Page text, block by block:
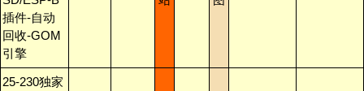
插件-自动
回收-GOM
引擎
25-230独家